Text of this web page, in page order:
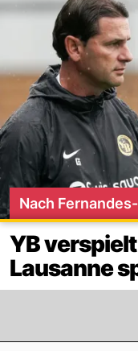
Nach
YB
Lausanne